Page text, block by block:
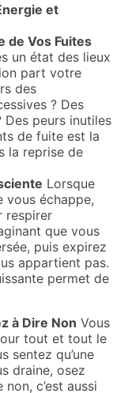
et
de Vos Fuites
un état des lieux
part votre
des
? Des
peurs inutiles
de fuite est la
la reprise de
Lorsque
vous échappe,
respirer
que vous
puis expirez
appartient pas.
permet de
à Dire Non Vous
tout et tout le
sentez qu’une
draine, osez
c’est aussi